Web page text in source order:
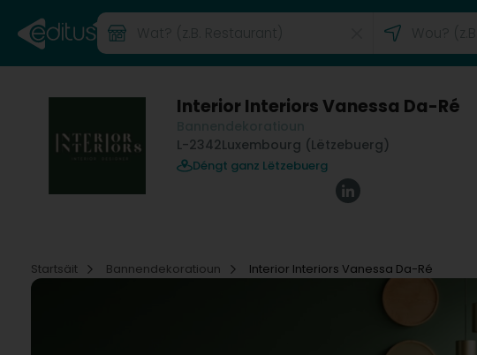
Interior Interiors Vanessa Da-Ré
L-2342Luxembourg (Lëtzebuerg)
Déngt ganz Lëtzebuerg
Startsäit
Bannendekoratioun Interior Interiors Vanessa Da-Ré